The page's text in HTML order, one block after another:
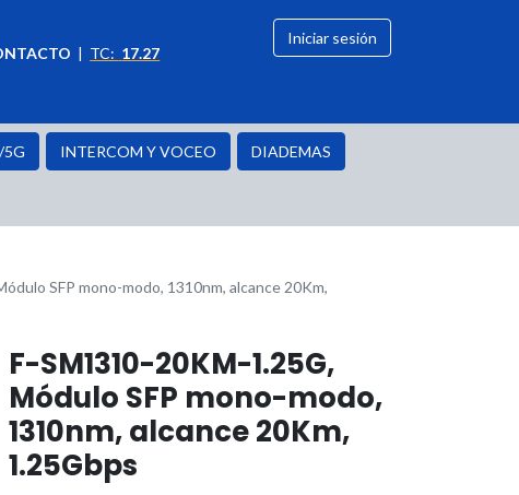
| TC: 17.27
Iniciar sesión
5G INTERCOM Y VOCEO DIADEMAS
SFP mono-modo, 1310nm, alcance 20Km,
F-SM1310-20KM-1.25G,
Módulo SFP mono-modo,
1310nm, alcance 20Km,
1.25Gbps